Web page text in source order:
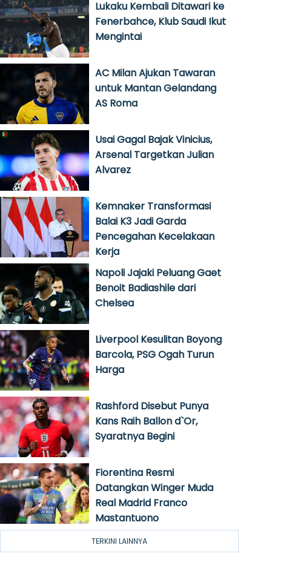
Lukaku Kembali Ditawari ke
Fenerbahce, Klub Saudi Ikut
Mengintai
AC Milan Ajukan Tawaran
untuk Mantan Gelandang
AS Roma
Usai Gagal Bajak Vinicius,
Arsenal Targetkan Julian
Alvarez
Kemnaker Transformasi
Balai K3 Jadi Garda
Pencegahan Kecelakaan
Kerja
Napoli Jajaki Peluang Gaet
Benoit Badiashile dari
Chelsea
Liverpool Kesulitan Boyong
Barcola, PSG Ogah Turun
Harga
Rashford Disebut Punya
Kans Raih Ballon d`Or,
Syaratnya Begini
Fiorentina Resmi
Datangkan Winger Muda
Real Madrid Franco
Mastantuono
TERKINI LAINNYA